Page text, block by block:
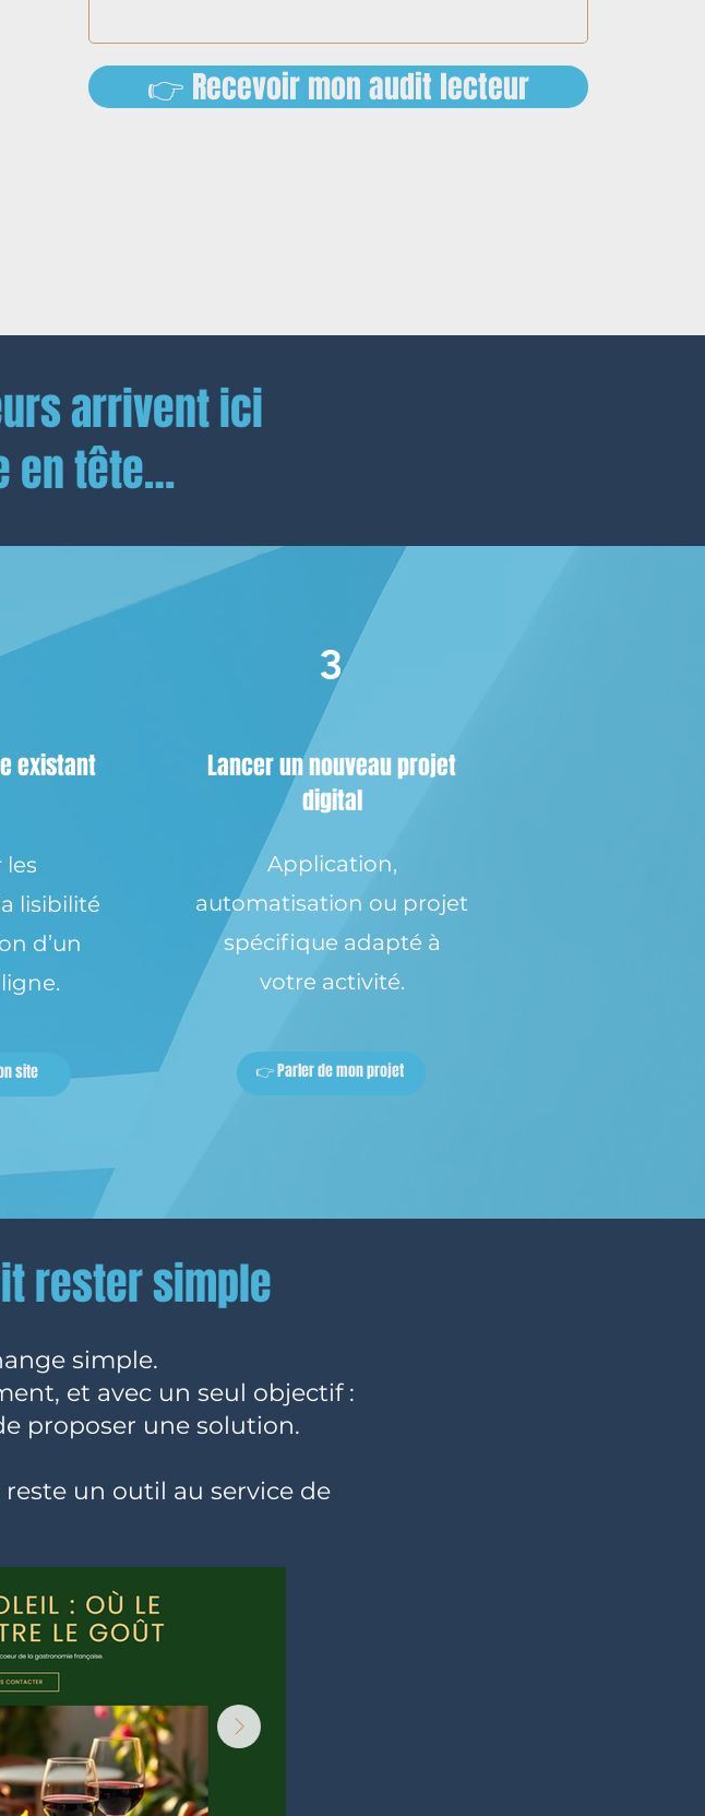
👉 Recevoir mon audit lecteur
arrivent ici
en tête…
existant
les
lisibilité
d’un
site
3
Lancer un nouveau projet
digital
Application,
automatisation ou projet
spécifique adapté à
votre activité.
👉 Parler de mon projet
rester simple
simple.
et avec un seul objectif :
proposer une solution.
reste un outil au service de